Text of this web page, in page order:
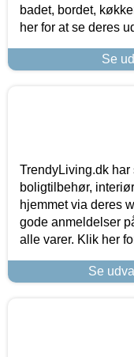
badet, bordet,
her for at se deres
Se
TrendyLiving.dk
boligtilbehør,
hjemmet via deres
gode anmeldelser
alle varer. Klik her
Se